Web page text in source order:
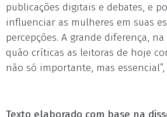
publicações digitais e debates, e
influenciar as mulheres em suas
percepções. A grande diferença,
quão críticas as leitoras de hoje
não só importante, mas
Texto elaborado com base na